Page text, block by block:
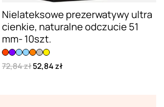
Nielateksowe prezerwatywy ultra
cienkie, naturalne odczucie 51
mm- 10szt.
72,84 zł52,84 zł